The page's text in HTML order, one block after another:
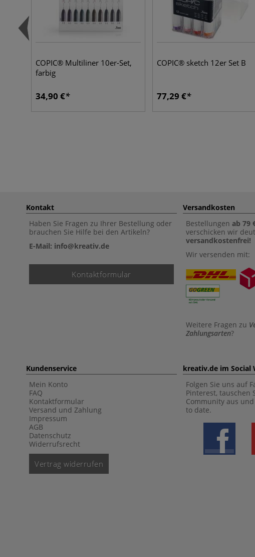
COPIC® Multiliner 10er-Set,
farbig
34,90 €
COPIC® sketch 12er Set B
77,29 €
Kontakt
Haben Sie Fragen zu Ihrer Bestellung oder
brauchen Sie Hilfe bei den Artikeln?
E-Mail: info@kreativ.de
Kontaktformular
Versandkosten
Bestellungen ab 79
verschicken wir
versandkostenfrei!
Wir versenden mit:
Weitere Fragen zu
Zahlungsarten?
Kundenservice
Mein Konto
FAQ
Kontaktformular
Versand und Zahlung
Impressum
AGB
Datenschutz
Widerrufsrecht
Vertrag widerrufen
kreativ.de im Social
Folgen Sie uns auf
Pinterest, tauschen
Community aus
to date.